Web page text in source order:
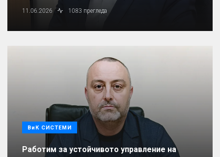
11.06.2026 1083 прегледа
ВиК СИСТЕМИ
Работим за устойчивото управление на